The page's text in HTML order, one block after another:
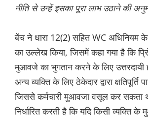
नीति से उन्हें इसका पूरा लाभ उठाने की
बेंच ने धारा 12(2) सहित WC अधिनियम के
का उल्लेख किया, जिसमें कहा गया है कि
मुआवजे का भुगतान करने के लिए उत्तरदायी
अन्य व्यक्ति के लिए ठेकेदार द्वारा क्षतिपूर्ति
जिससे कर्मचारी मुआवजा वसूल कर सकता
निर्धारित करती है कि यदि किसी व्यक्ति